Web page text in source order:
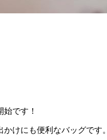
です！
けにも便利なバッグです。